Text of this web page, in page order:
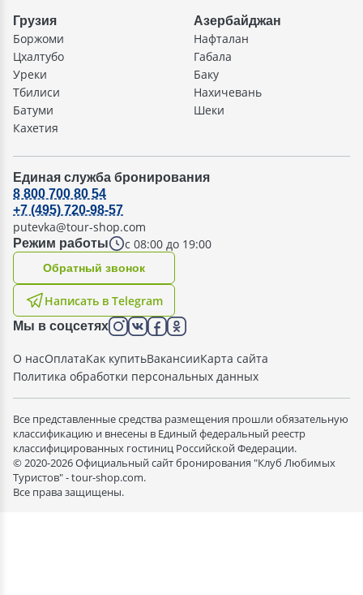
Грузия
Боржоми
Цхалтубо
Уреки
Тбилиси
Батуми
Кахетия
Азербайджан
Нафталан
Габала
Баку
Нахичевань
Шеки
Единая служба бронирования
Режим работы с 08:00 до 19:00
8 800 700 80 54
+7 (495) 720-98-57
putevka@tour-shop.com
Написать в Telegram
Oбратный звонок
Мы в соцсетях
О насОплатаКак купитьВакансииКарта сайта
Политика обработки персональных данных
Все представленные средства размещения прошли обязательную
классификацию и внесены в Единый федеральный реестр
классифицированных гостиниц Российской Федерации.
© 2020-2026 Официальный сайт бронирования "Клуб Любимых
Туристов" - tour-shop.com.
Все права защищены.